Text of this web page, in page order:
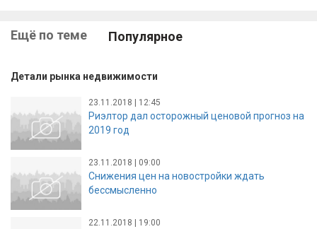
Ещё по теме Популярное
Детали рынка недвижимости
23.11.2018 | 12:45
Риэлтор дал осторожный ценовой прогноз на
2019 год
23.11.2018 | 09:00
Снижения цен на новостройки ждать
бессмысленно
22.11.2018 | 19:00